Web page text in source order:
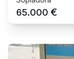
65.000 €